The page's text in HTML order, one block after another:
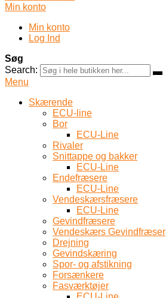
Min konto
Min konto
Log Ind
Søg
Search:
Menu
Skærende
ECU-line
Bor
ECU-Line
Rivaler
Snittappe og bakker
ECU-Line
Endefræsere
ECU-Line
Vendeskærsfræsere
ECU-Line
Gevindfræsere
Vendeskærs Gevindfræser
Drejning
Gevindskæring
Spor- og afstikning
Forsænkere
Fasværktøjer